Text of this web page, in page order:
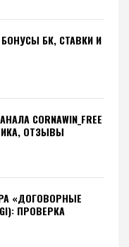
БОНУСЫ БК, СТАВКИ И
CORNAWIN_FREE
ОТЗЫВЫ
«ДОГОВОРНЫЕ
ПРОВЕРКА